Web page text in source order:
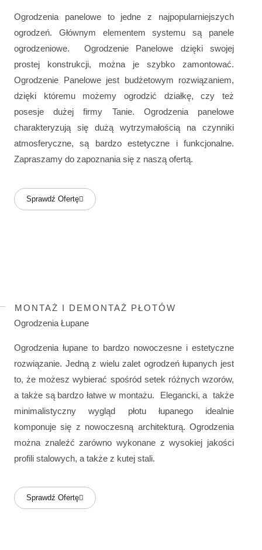
Ogrodzenia panelowe to jedne z najpopularniejszych
ogrodzeń. Głównym elementem systemu są panele
ogrodzeniowe. Ogrodzenie Panelowe dzięki swojej
prostej konstrukcji, można je szybko zamontować.
Ogrodzenie Panelowe jest budżetowym rozwiązaniem,
dzięki któremu możemy ogrodzić działkę, czy też
posesje dużej firmy Tanie. Ogrodzenia panelowe
charakteryzują się dużą wytrzymałością na czynniki
atmosferyczne, są bardzo estetyczne i funkcjonalne.
Zapraszamy do zapoznania się z naszą ofertą.
Sprawdź Ofertę
MONTAŻ I DEMONTAŻ PŁOTÓW
Ogrodzenia Łupane
Ogrodzenia łupane to bardzo nowoczesne i estetyczne
rozwiązanie. Jedną z wielu zalet ogrodzeń łupanych jest
to, że możesz wybierać spośród setek różnych wzorów,
a także są bardzo łatwe w montażu. Elegancki, a także
minimalistyczny wygląd płotu łupanego idealnie
komponuje się z nowoczesną architekturą. Ogrodzenia
można znaleźć zarówno wykonane z wysokiej jakości
profili stalowych, a także z kutej stali.
Sprawdź Ofertę